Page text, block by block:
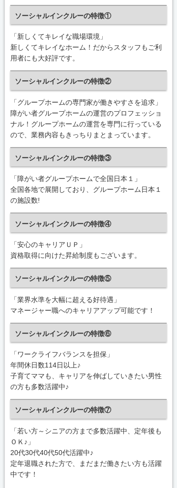
ソーシャルインクルーの特徴①
「新しくてキレイな職場環境」
新しくてキレイなホーム！だからスタッフもご利
用者にも大好評です。
ソーシャルインクルーの特徴②
「グループホームの専門家が働きやすさを追求」
障がい者グループホームの運営のプロフェッショ
ナル！グループホームの運営を専門に行っている
ので、業務内容もきっちりまとまっています。
ソーシャルインクルーの特徴③
「障がい者グループホームで全国日本１」
全国各地で展開しており、グループホーム日本１
の施設数!
ソーシャルインクルーの特徴④
「安心のキャリアＵＰ」
資格取得に向けた昇給制度もございます。
ソーシャルインクルーの特徴⑤
「業界水準を大幅に超える好待遇」
マネージャー職へのキャリアアップ可能です！
ソーシャルインクルーの特徴⑥
「ワークライフバランスを担保」
年間休日数114日以上♪
子育てママも、キャリアを伸ばしていきたい男性
の方も多数活躍中♪
ソーシャルインクルーの特徴⑦
「若い方～シニアの方まで多数活躍中、定年後も
ＯＫ♪」
20代30代40代50代活躍中♪
定年退職された方で、まだまだ働きたい方も活躍
中です！